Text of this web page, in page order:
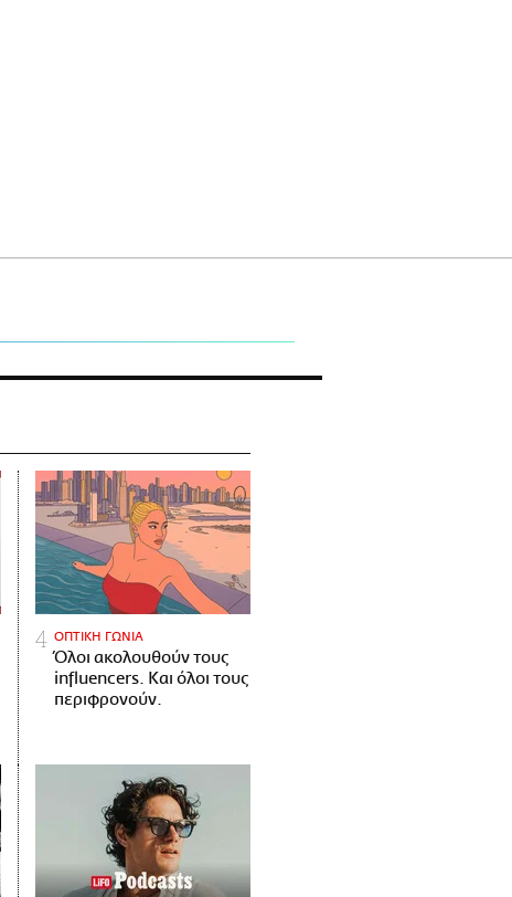
ΟΠΤΙΚΗ ΓΩΝΙΑ
Όλοι ακολουθούν τους
influencers. Και όλοι τους
περιφρονούν.